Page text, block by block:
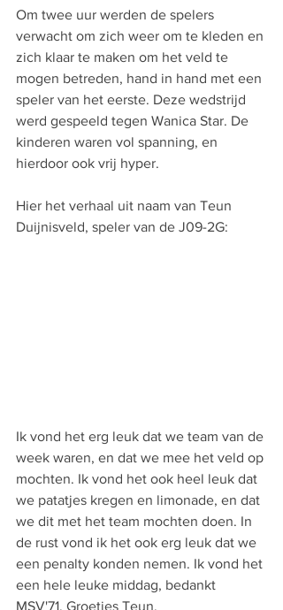
Om twee uur werden de spelers
verwacht om zich weer om te kleden en
zich klaar te maken om het veld te
mogen betreden, hand in hand met een
speler van het eerste. Deze wedstrijd
werd gespeeld tegen Wanica Star. De
kinderen waren vol spanning, en
hierdoor ook vrij hyper.
Hier het verhaal uit naam van Teun
Duijnisveld, speler van de J09-2G:
Ik vond het erg leuk dat we team van de
week waren, en dat we mee het veld op
mochten. Ik vond het ook heel leuk dat
we patatjes kregen en limonade, en dat
we dit met het team mochten doen. In
de rust vond ik het ook erg leuk dat we
een penalty konden nemen. Ik vond het
een hele leuke middag, bedankt
MSV'71. Groetjes Teun.